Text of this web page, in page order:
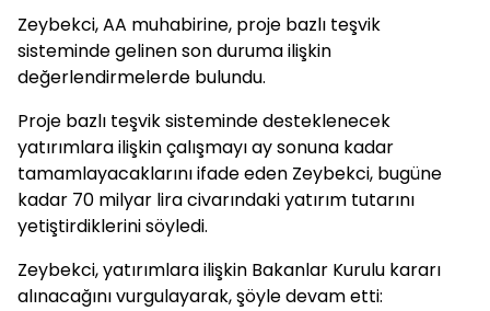
Zeybekci, AA muhabirine, proje bazlı teşvik
sisteminde gelinen son duruma ilişkin
değerlendirmelerde bulundu.
Proje bazlı teşvik sisteminde desteklenecek
yatırımlara ilişkin çalışmayı ay sonuna kadar
tamamlayacaklarını ifade eden Zeybekci, bugüne
kadar 70 milyar lira civarındaki yatırım tutarını
yetiştirdiklerini söyledi.
Zeybekci, yatırımlara ilişkin Bakanlar Kurulu kararı
alınacağını vurgulayarak, şöyle devam etti: